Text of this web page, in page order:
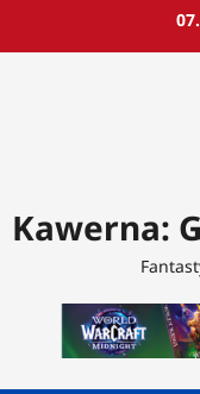
Kawerna: